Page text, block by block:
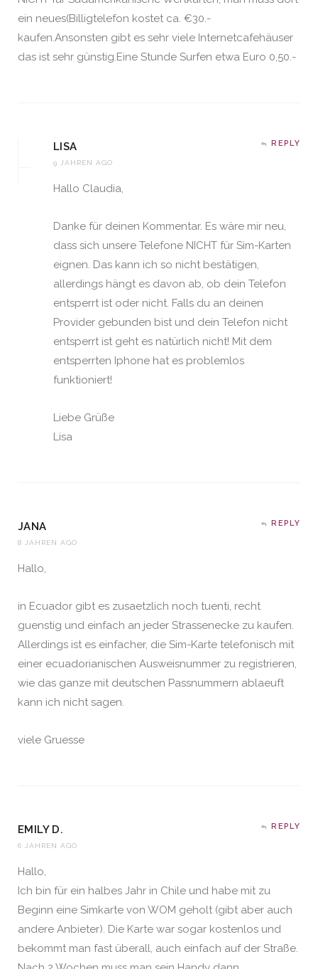
ein neues(Billigtelefon kostet ca. €30.-
kaufen.Ansonsten gibt es sehr viele Internetcafehäuser
das ist sehr günstig.Eine Stunde Surfen etwa Euro 0,50.-
LISA
9 JAHREN AGO
REPLY
Hallo Claudia,
Danke für deinen Kommentar. Es wäre mir neu,
dass sich unsere Telefone NICHT für Sim-Karten
eignen. Das kann ich so nicht bestätigen,
allerdings hängt es davon ab, ob dein Telefon
entsperrt ist oder nicht. Falls du an deinen
Provider gebunden bist und dein Telefon nicht
entsperrt ist geht es natürlich nicht! Mit dem
entsperrten Iphone hat es problemlos
funktioniert!
Liebe Grüße
Lisa
JANA
8 JAHREN AGO
REPLY
Hallo,
in Ecuador gibt es zusaetzlich noch tuenti, recht
guenstig und einfach an jeder Strassenecke zu kaufen.
Allerdings ist es einfacher, die Sim-Karte telefonisch mit
einer ecuadorianischen Ausweisnummer zu registrieren,
wie das ganze mit deutschen Passnummern ablaeuft
kann ich nicht sagen.
viele Gruesse
EMILY D.
6 JAHREN AGO
REPLY
Hallo,
Ich bin für ein halbes Jahr in Chile und habe mit zu
Beginn eine Simkarte von WOM geholt (gibt aber auch
andere Anbieter). Die Karte war sogar kostenlos und
bekommt man fast überall, auch einfach auf der Straße.